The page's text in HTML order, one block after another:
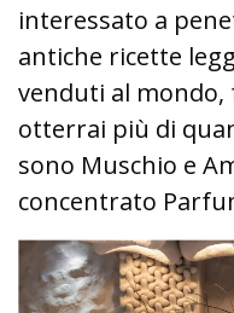
interessato a
antiche ricette
venduti al
otterrai più di
sono Muschio e
concentrato